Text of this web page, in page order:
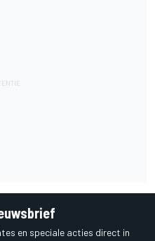
en speciale acties direct in